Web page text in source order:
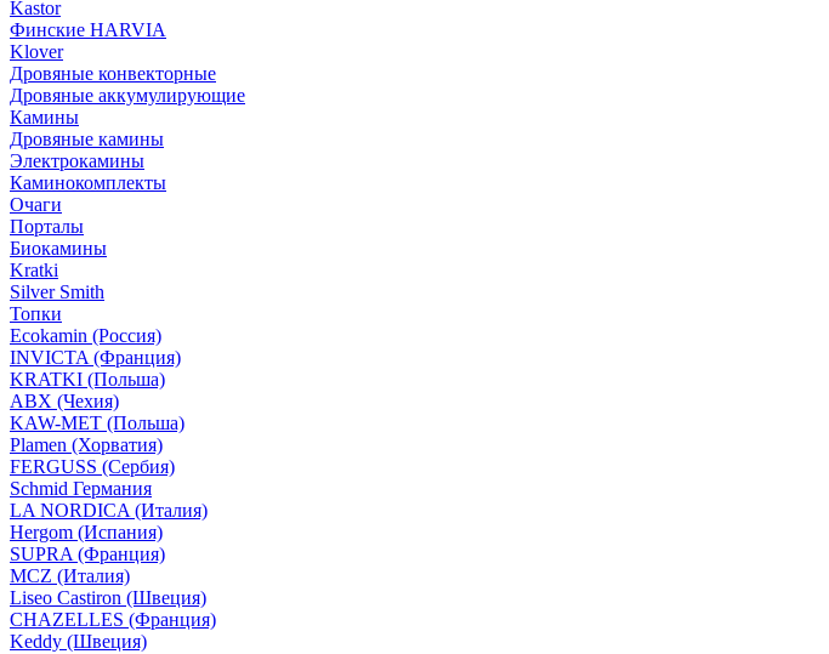
Kastor
Финские HARVIA
Klover
Дровяные конвекторные
Дровяные аккумулирующие
Камины
Дровяные камины
Электрокамины
Каминокомплекты
Очаги
Порталы
Биокамины
Kratki
Silver Smith
Топки
Ecokamin (Россия)
INVICTA (Франция)
KRATKI (Польша)
ABX (Чехия)
KAW-MET (Польша)
Plamen (Хорватия)
FERGUSS (Сербия)
Schmid Германия
LA NORDICA (Италия)
Hergom (Испания)
SUPRA (Франция)
MCZ (Италия)
Liseo Castiron (Швеция)
CHAZELLES (Франция)
Keddy (Швеция)